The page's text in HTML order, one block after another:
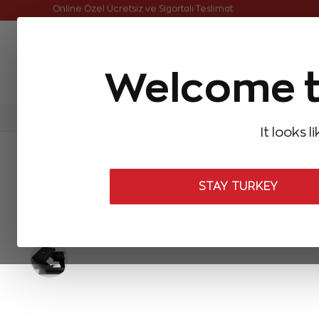
Welcome
It looks
STAY TURKEY
Online Özel Ücretsiz ve Sigortalı Teslimat
Aynı Gün Kargo Çok Satanlar